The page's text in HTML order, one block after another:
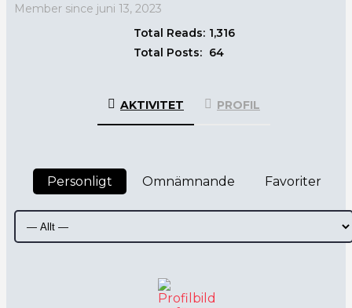
Member since juni 13, 2023
Total Reads: 1,316
Total Posts: 64
AKTIVITET PROFIL
Personligt Omnämnande Favoriter